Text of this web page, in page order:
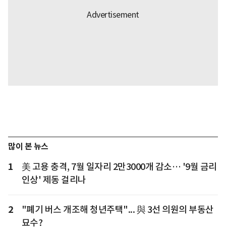
많이 본 뉴스
1
美 고용 충격, 7월 일자리 2만3000개 감소… '9월 금리
인상' 제동 걸리나
2
"폐기 버스 개조해 청년주택"... 與 3선 의원의 부동산
묘수?